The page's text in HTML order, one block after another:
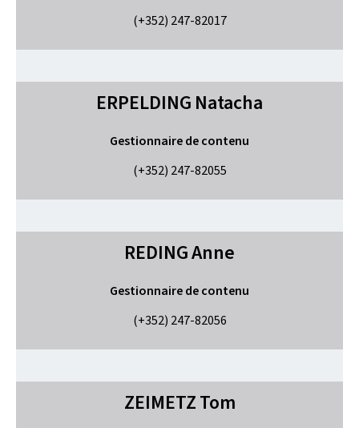
(+352) 247-82017
ERPELDING Natacha
Gestionnaire de contenu
(+352) 247-82055
REDINGAnne
Gestionnaire de contenu
(+352) 247-82056
ZEIMETZTom